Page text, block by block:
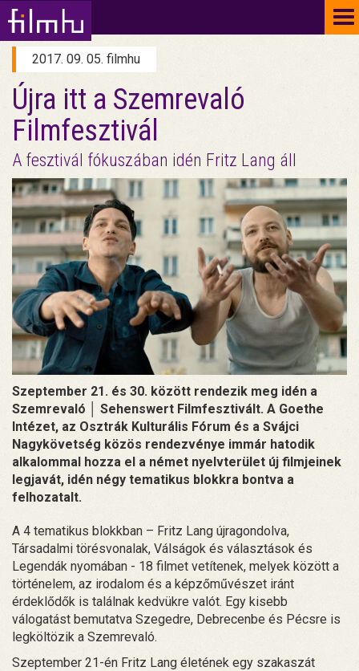
2017. 09. 05. filmhu
Újra itt a Szemrevaló
Filmfesztivál
A fesztivál fókuszában idén Fritz Lang áll
Szeptember 21. és 30. között rendezik meg idén a
Szemrevaló │ Sehenswert Filmfesztivált. A Goethe
Intézet, az Osztrák Kulturális Fórum és a Svájci
Nagykövetség közös rendezvénye immár hatodik
alkalommal hozza el a német nyelvterület új filmjeinek
legjavát, idén négy tematikus blokkra bontva a
felhozatalt.
A 4 tematikus blokkban – Fritz Lang újragondolva,
Társadalmi törésvonalak, Válságok és választások és
Legendák nyomában - 18 filmet vetítenek, melyek között a
történelem, az irodalom és a képzőművészet iránt
érdeklődők is találnak kedvükre valót. Egy kisebb
válogatást bemutatva Szegedre, Debrecenbe és Pécsre is
legköltözik a Szemrevaló.
Szeptember 21-én Fritz Lang életének egy szakaszát